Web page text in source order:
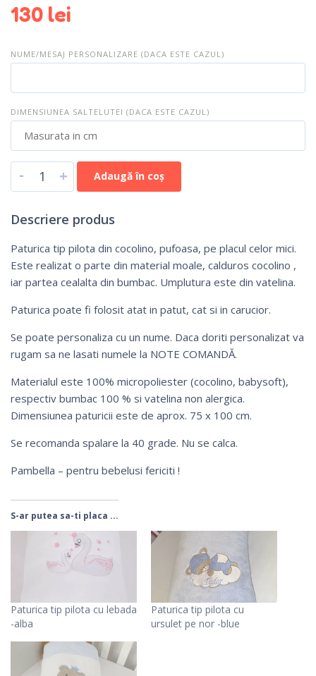
130 lei
NUME/MESAJ PERSONALIZARE (DACA ESTE CAZUL)
DIMENSIUNEA SALTELUTEI (DACA ESTE CAZUL)
- + Adaugă în coș
Descriere produs
Paturica tip pilota din cocolino, pufoasa, pe placul celor mici.
Este realizat o parte din material moale, calduros cocolino ,
iar partea cealalta din bumbac. Umplutura este din vatelina.
Paturica poate fi folosit atat in patut, cat si in carucior.
Se poate personaliza cu un nume. Daca doriti personalizat va
rugam sa ne lasati numele la NOTE COMANDĂ.
Materialul este 100% micropoliester (cocolino, babysoft),
respectiv bumbac 100 % si vatelina non alergica.
Dimensiunea paturicii este de aprox. 75 x 100 cm.
Se recomanda spalare la 40 grade. Nu se calca.
Pambella – pentru bebelusi fericiti !
S-ar putea sa-ti placa ...
Paturica tip pilota cu lebada
-alba
Paturica tip pilota cu
ursulet pe nor -blue